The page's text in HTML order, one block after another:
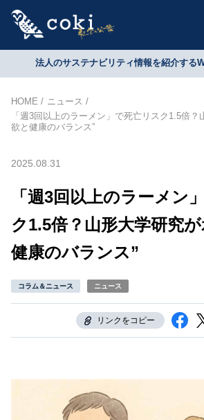
法人のサステナビリティ情報を紹介する
HOME
ニュース
「週3回以上のラーメン」で死亡リスク1.5倍？
欲と健康のバランス”
2025.08.31
「週3回以上のラーメン
ク1.5倍？山形大学研究
健康のバランス”
コラム＆ニュース ニュース
リンクをコピー